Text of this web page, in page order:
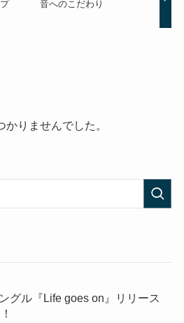
音へのこだわり
りませんでした。
グル『Life goes on』リリース